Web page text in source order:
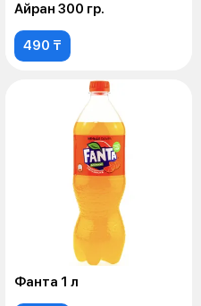
Айран 300 гр.
490 ₸
Фанта 1 л